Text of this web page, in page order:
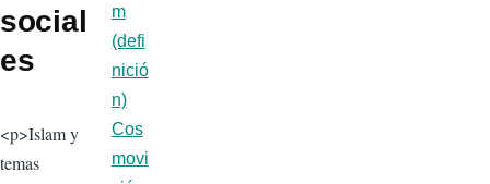
social
es
<p>Islam y
temas
m
(defi
nició
n)
Cos
movi